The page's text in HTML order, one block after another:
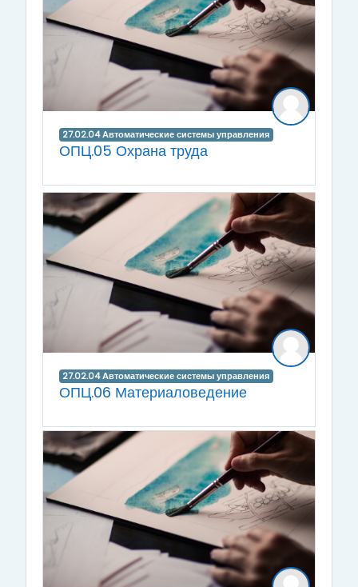
27.02.04 Автоматические системы управления
ОПЦ.05 Охрана труда
27.02.04 Автоматические системы управления
ОПЦ.06 Материаловедение